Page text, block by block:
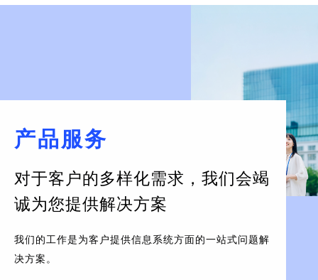
产品服务
对于客户的多样化需求， 我们会竭
诚为您提供解决方案
我们的工作是为客户提供信息系统方面的一站式问题解
决方案。